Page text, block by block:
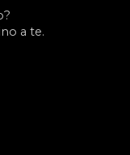
a te.